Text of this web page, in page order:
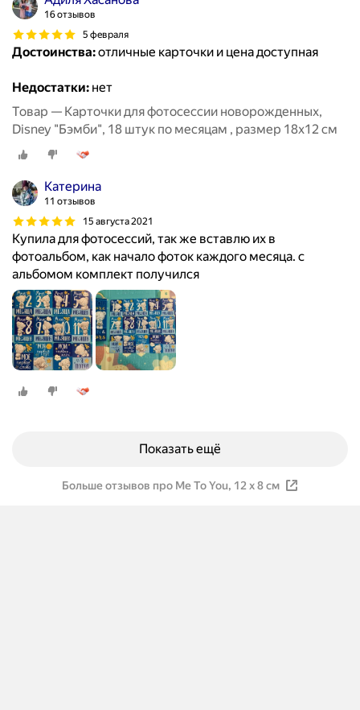
16 отзывов
5 февраля
Достоинства:отличные карточки и цена доступная
Недостатки: нет
Товар — Карточки для фотосессии новорожденных,
Disney "Бэмби", 18 штук по месяцам , размер 18х12 см
Катерина
11 отзывов
15 августа 2021
Купила для фотосессий, так же вставлю их в
фотоальбом, как начало фоток каждого месяца. с
альбомом комплект получился
Показать ещё
Больше отзывов про Me To You, 12 х 8 см